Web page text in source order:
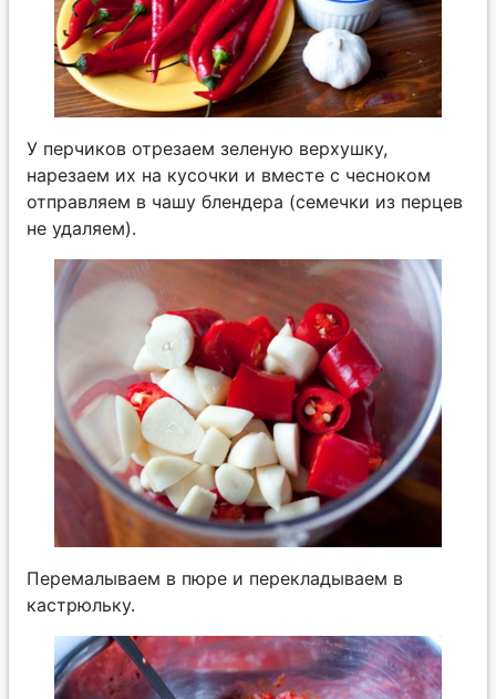
У перчиков отрезаем зеленую верхушку,
нарезаем их на кусочки и вместе с чесноком
отправляем в чашу блендера (семечки из перцев
не удаляем).
Перемалываем в пюре и перекладываем в
кастрюльку.